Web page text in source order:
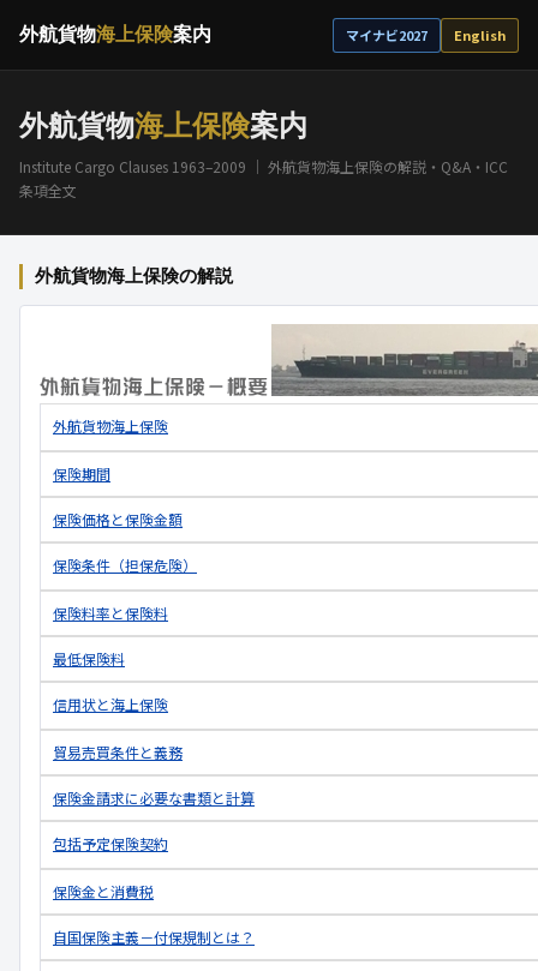
外航貨物海上保険案内 マイナビ2027 English
外航貨物海上保険案内
Institute Cargo Clauses 1963–2009 ｜ 外航貨物海上保険の解説・Q&A・ICC
条項全文
外航貨物海上保険の解説
外航貨物海上保険
保険期間
保険価格と保険金額
保険条件（担保危険）
保険料率と保険料
最低保険料
信用状と海上保険
貿易売買条件と義務
保険金請求に必要な書類と計算
包括予定保険契約
保険金と消費税
自国保険主義－付保規制とは？